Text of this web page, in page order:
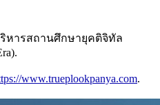
ริหารสถานศึกษายุคติจิทัล
www.trueplookpanya.com.